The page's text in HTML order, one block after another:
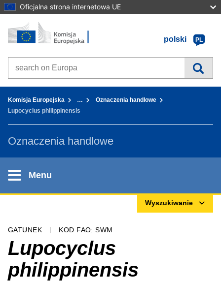
Oficjalna strona internetowa UE
Przejdź do zawartości
Strona główna - Komisja Europejska
polski
PL
Search on Europa websites
Komisja Europejska …
Oznaczenia handlowe
Lupocyclus philippinensis
Oznaczenia handlowe
Menu
Wyszukiwanie
GATUNEK KOD FAO: SWM
Lupocyclus
philippinensis